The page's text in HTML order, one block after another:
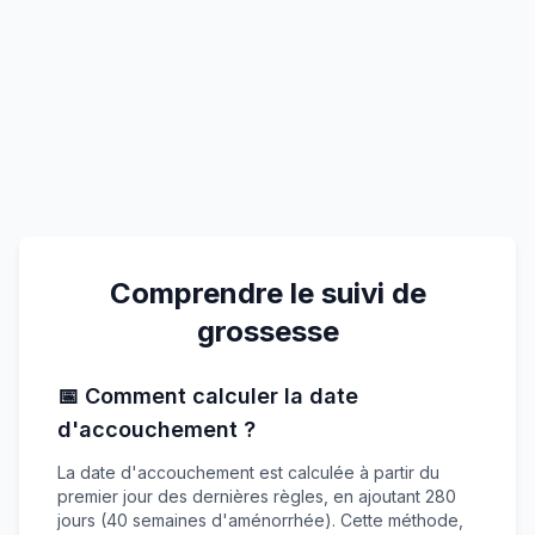
Comprendre le suivi de
grossesse
📅 Comment calculer la date
d'accouchement ?
La date d'accouchement est calculée à partir du
premier jour des dernières règles, en ajoutant 280
jours (40 semaines d'aménorrhée). Cette méthode,